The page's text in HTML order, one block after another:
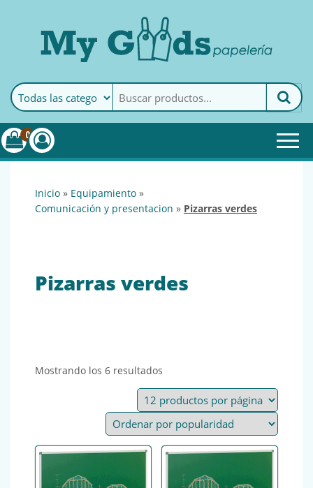
MyGoods · PapeleríaMy Goods es tu papelería
online de confianza. Podrás
encontrar todo lo necesario
0
inicio » equipamiento »
comunicación y presentacion » pizarras verdes
Pizarras verdes
Mostrando los 6 resultados